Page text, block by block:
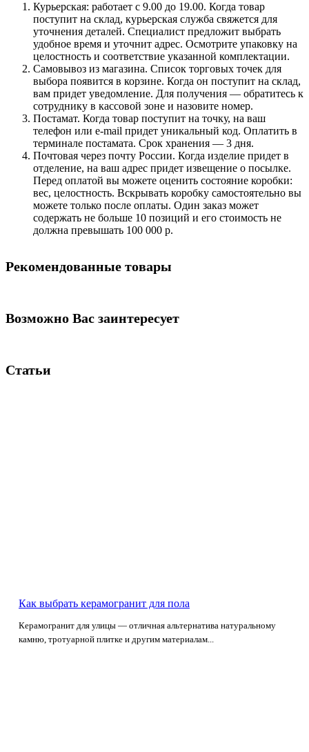
Курьерская: работает с 9.00 до 19.00. Когда товар
поступит на склад, курьерская служба свяжется для
уточнения деталей. Специалист предложит выбрать
удобное время и уточнит адрес. Осмотрите упаковку на
целостность и соответствие указанной комплектации.
Самовывоз из магазина. Список торговых точек для
выбора появится в корзине. Когда он поступит на склад,
вам придет уведомление. Для получения — обратитесь к
сотруднику в кассовой зоне и назовите номер.
Постамат. Когда товар поступит на точку, на ваш
телефон или e-mail придет уникальный код. Оплатить в
терминале постамата. Срок хранения — 3 дня.
Почтовая через почту России. Когда изделие придет в
отделение, на ваш адрес придет извещение о посылке.
Перед оплатой вы можете оценить состояние коробки:
вес, целостность. Вскрывать коробку самостоятельно вы
можете только после оплаты. Один заказ может
содержать не больше 10 позиций и его стоимость не
должна превышать 100 000 р.
Рекомендованные товары
Возможно Вас заинтересует
Статьи
Как выбрать керамогранит для пола
Керамогранит для улицы — отличная альтернатива натуральному
камню, тротуарной плитке и другим материалам...